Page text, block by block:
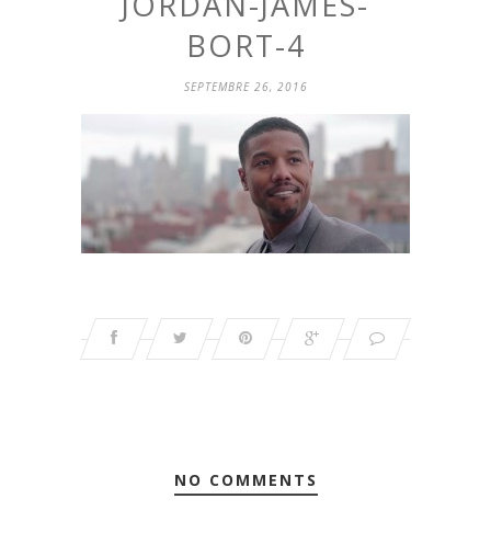
BORT-4
SEPTEMBRE 26, 2016
NO COMMENTS